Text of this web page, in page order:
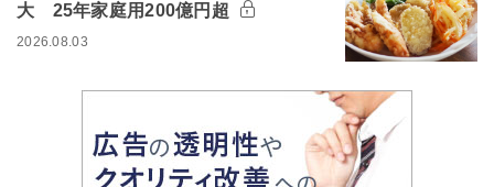
大 25年家庭用200億円超
2026.08.03